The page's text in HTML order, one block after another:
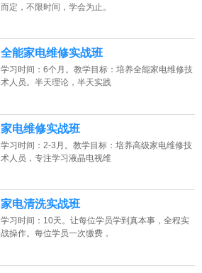
而定，不限时间，学会为止。
全能家电维修实战班
学习时间：6个月。教学目标：培养全能家电维修技
术人员。半天理论，半天实践
家电维修实战班
学习时间：2-3月。教学目标：培养高级家电维修技
术人员，专注学习液晶电视维
家电清洗实战班
学习时间：10天。让每位学员学到真本事，全程实
战操作。每位学员一次缴费，